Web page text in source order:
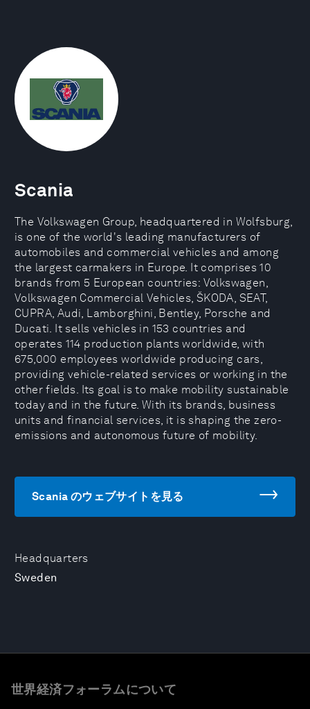
Headquarters
Sweden
Scania
The Volkswagen Group, headquartered in Wolfsburg,
is one of the world's leading manufacturers of
automobiles and commercial vehicles and among
the largest carmakers in Europe. It comprises 10
brands from 5 European countries: Volkswagen,
Volkswagen Commercial Vehicles, ŠKODA, SEAT,
CUPRA, Audi, Lamborghini, Bentley, Porsche and
Ducati. It sells vehicles in 153 countries and
operates 114 production plants worldwide, with
675,000 employees worldwide producing cars,
providing vehicle-related services or working in the
other fields. Its goal is to make mobility sustainable
today and in the future. With its brands, business
units and financial services, it is shaping the zero-
emissions and autonomous future of mobility.
Scania のウェブサイトを見る
世界経済フォーラムについて